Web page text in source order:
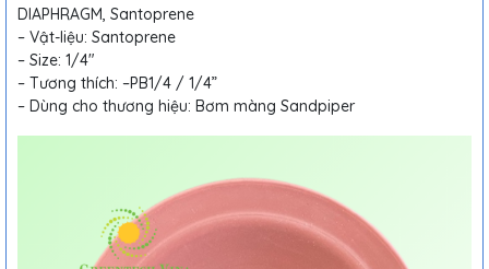
DIAPHRAGM, Santoprene
– Vật-liệu: Santoprene
– Size: 1/4″
– Tương thích: –PB1/4 / 1/4”
– Dùng cho thương hiệu: Bơm màng Sandpiper